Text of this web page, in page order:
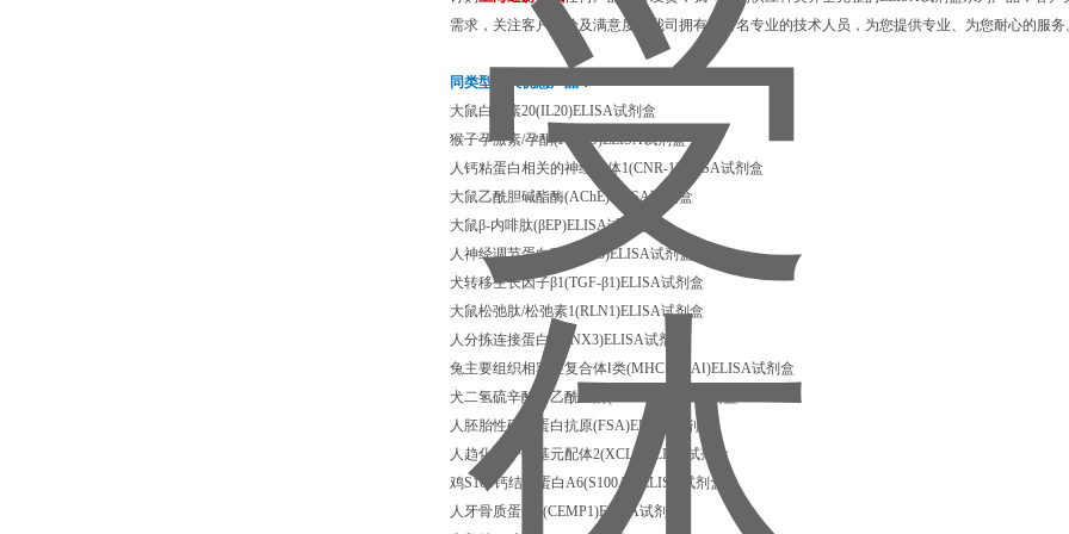
需求，关注客户体验及满意度，我司拥有上百名专业的技术人员，为您提供专业、为您耐心的服务
同类型相关优惠产品：
大鼠白介素20(IL20)ELISA试剂盒
猴子孕激素/孕酮(PROG)ELISA试剂盒
人钙粘蛋白相关的神经受体1(CNR-1)ELISA试剂盒
大鼠乙酰胆碱酯酶(AChE)ELISA试剂盒
大鼠β-内啡肽(βEP)ELISA试剂盒
人神经调节蛋白3(NRG-3)ELISA试剂盒
犬转移生长因子β1(TGF-β1)ELISA试剂盒
大鼠松弛肽/松弛素1(RLN1)ELISA试剂盒
人分拣连接蛋白3(SNX3)ELISA试剂盒
兔主要组织相容性复合体Ⅰ类(MHCⅠ/RLAⅠ)ELISA试剂盒
犬二氢硫辛酸转乙酰基酶(DLAT)ELISA试剂盒
人胚胎性硫糖蛋白抗原(FSA)ELISA试剂盒
人趋化因子C-基元配体2(XCL2)ELISA试剂盒
鸡S100钙结合蛋白A6(S100A6)ELISA试剂盒
人牙骨质蛋白1(CEMP1)ELISA试剂盒